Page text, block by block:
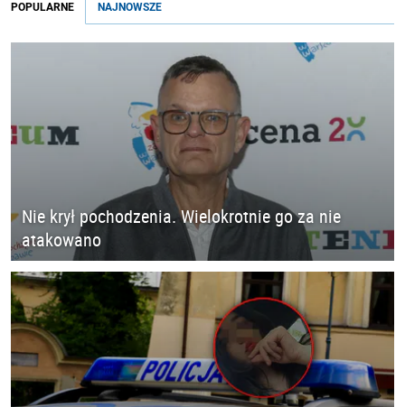
POPULARNE NAJNOWSZE
Nie krył pochodzenia. Wielokrotnie go za nie
atakowano